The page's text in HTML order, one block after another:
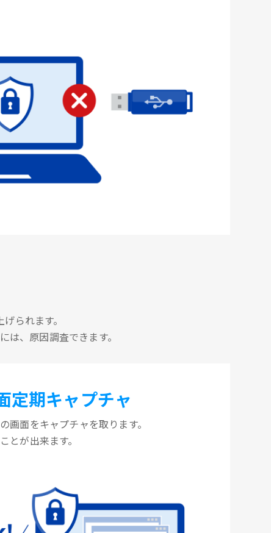
られます。
、原因調査できます。
定期キャプチャ
画面をキャプチャを取ります。
とが出来ます。